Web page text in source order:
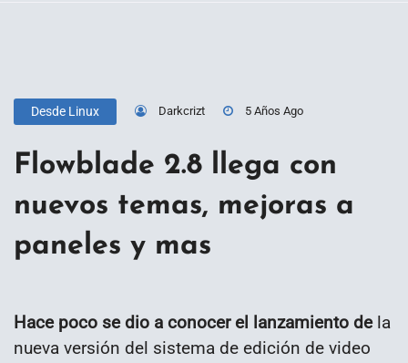
Desde Linux Darkcrizt 5 Años Ago
Flowblade 2.8 llega con
nuevos temas, mejoras a
paneles y mas
Hace poco se dio a conocer el lanzamiento dela
nueva versión del sistema de edición de video